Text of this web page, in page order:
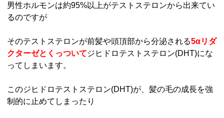
男性ホルモンは約95%以上がテストステロンから出来てい
るのですが
そのテストステロンが前髪や頭頂部から分泌される5αリダ
クターゼと くっついてジヒドロテストステロン(DHT)にな
ってしまいます。
このジヒドロテストステロン(DHT)が、髪の毛の成長を強
制的に止めてしまったり